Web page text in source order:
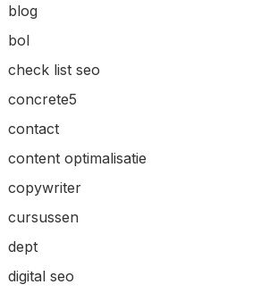
blog
bol
check list seo
concrete5
contact
content optimalisatie
copywriter
cursussen
dept
digital seo